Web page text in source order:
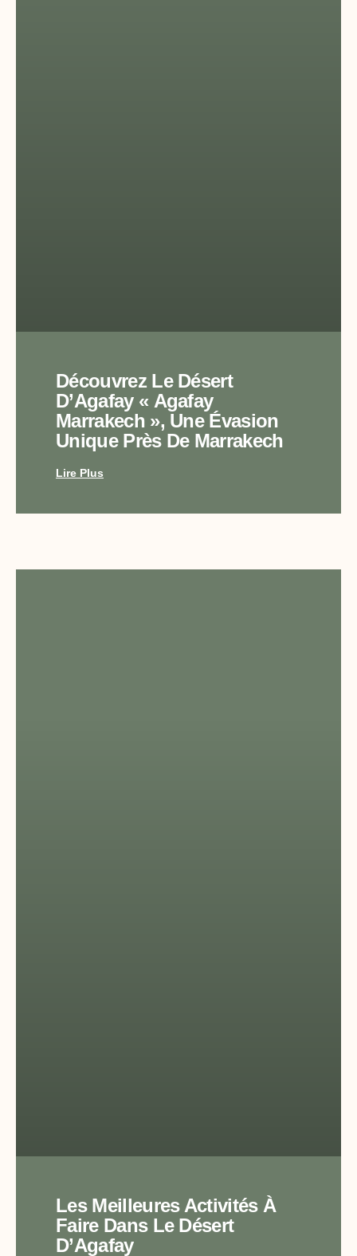
Découvrez Le Désert
D’Agafay « Agafay
Marrakech », Une Évasion
Unique Près De Marrakech
Lire Plus
Les Meilleures Activités À
Faire Dans Le Désert
D’Agafay